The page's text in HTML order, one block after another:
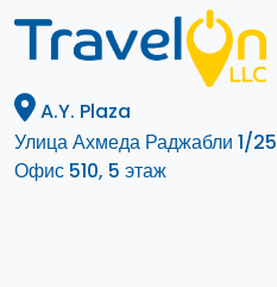
A.Y. Plaza
Улица Ахмеда Раджабли 1/25
Офис 510, 5 этаж